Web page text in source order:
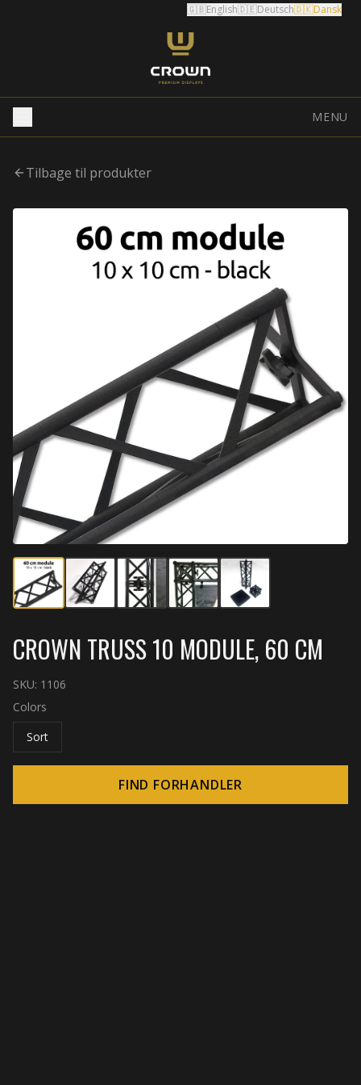
🇬🇧English🇩🇪Deutsch🇩🇰Dansk
MENU
Tilbage til produkter
CROWN TRUSS 10 MODULE, 60 CM
SKU: 1106
Colors
Sort
FIND FORHANDLER